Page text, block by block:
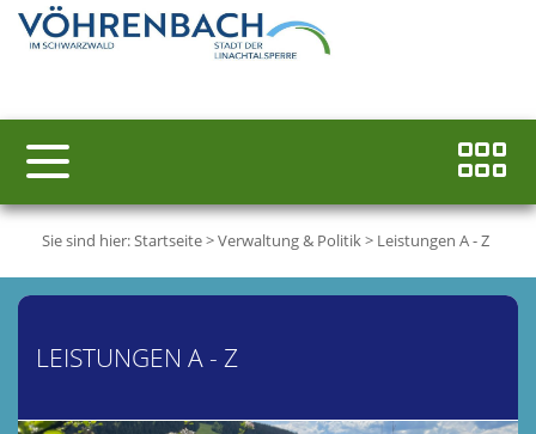
Sie sind hier:Startseite>Verwaltung & Politik> Leistungen A - Z
LEISTUNGEN A - Z